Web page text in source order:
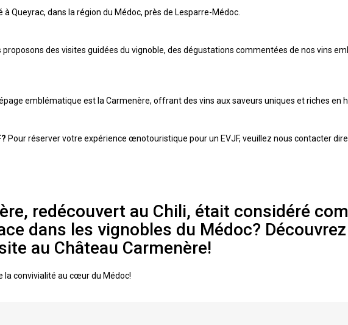
Queyrac, dans la région du Médoc, près de Lesparre-Médoc.
proposons des visites guidées du vignoble, des dégustations commentées de nos vins
emblématique est la Carmenère, offrant des vins aux saveurs uniques et riches en
Pour réserver votre expérience œnotouristique pour un EVJF, veuillez nous contacter
redécouvert au Chili, était considéré
dans les vignobles du Médoc?
au Château Carmenère!
la convivialité au cœur du Médoc!